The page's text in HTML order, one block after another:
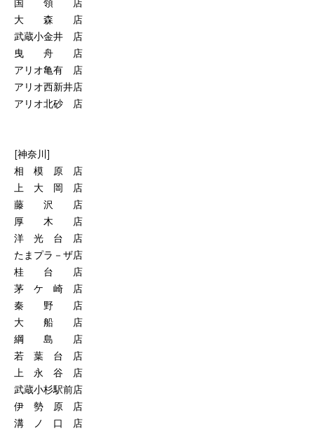
国 領 店
大 森 店
武蔵小金井 店
曳 舟 店
アリオ亀有 店
アリオ西新井店
アリオ北砂 店
[神奈川]
相 模 原 店
上 大 岡 店
藤 沢 店
厚 木 店
洋 光 台 店
たまプラ－ザ店
桂 台 店
茅 ケ 崎 店
秦 野 店
大 船 店
綱 島 店
若 葉 台 店
上 永 谷 店
武蔵小杉駅前店
伊 勢 原 店
溝 ノ 口 店